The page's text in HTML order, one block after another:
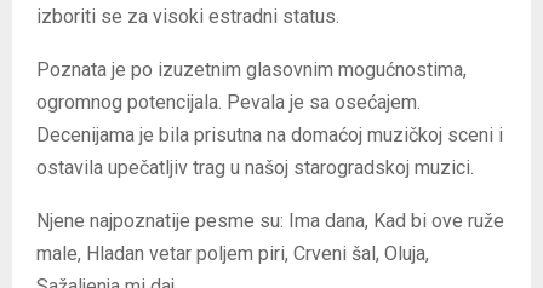
izboriti se za visoki estradni status.
Poznata je po izuzetnim glasovnim mogućnostima,
ogromnog potencijala. Pevala je sa osećajem.
Decenijama je bila prisutna na domaćoj muzičkoj sceni i
ostavila upečatljiv trag u našoj starogradskoj muzici.
Njene najpoznatije pesme su: Ima dana, Kad bi ove ruže
male, Hladan vetar poljem piri, Crveni šal, Oluja,